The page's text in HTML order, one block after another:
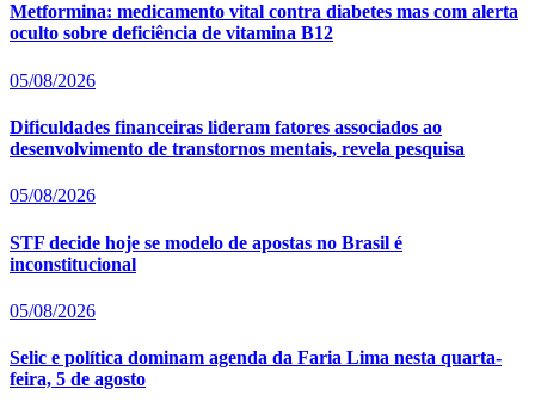
Metformina: medicamento vital contra diabetes mas com alerta
oculto sobre deficiência de vitamina B12
05/08/2026
Dificuldades financeiras lideram fatores associados ao
desenvolvimento de transtornos mentais, revela pesquisa
05/08/2026
STF decide hoje se modelo de apostas no Brasil é
inconstitucional
05/08/2026
Selic e política dominam agenda da Faria Lima nesta quarta-
feira, 5 de agosto